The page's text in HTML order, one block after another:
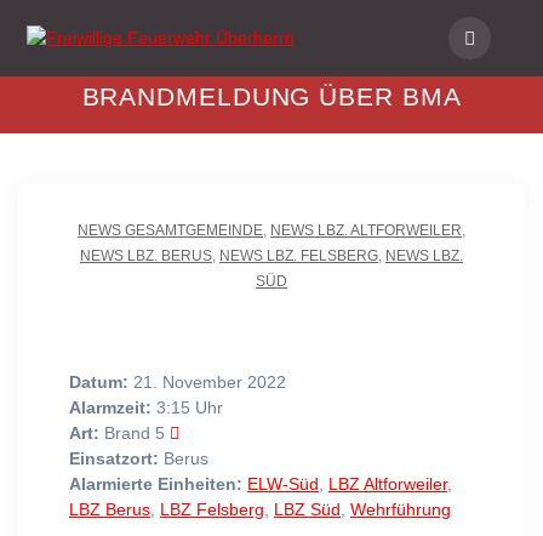
to
BRANDMELDUNG ÜBER BMA
NEWS GESAMTGEMEINDE, NEWS LBZ. ALTFORWEILER,
NEWS LBZ. BERUS, NEWS LBZ. FELSBERG, NEWS LBZ.
SÜD
Datum: 21. November 2022
Alarmzeit: 3:15 Uhr
Art: Brand 5
Einsatzort: Berus
Alarmierte Einheiten: ELW-Süd LBZ Altforweiler,
LBZ Berus LBZ Felsberg LBZ Süd Wehrführung